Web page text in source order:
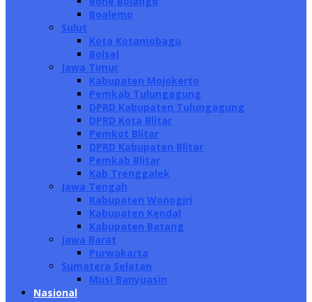
Boalemo
Sulut
Kota Kotamobagu
Bolsel
Jawa Timur
Kabupaten Mojokerto
Pemkab Tulungagung
DPRD Kabupaten Tulungagung
DPRD Kota Blitar
Pemkot Blitar
DPRD Kabupaten Blitar
Pemkab Blitar
Kab Trenggalek
Jawa Tengah
Kabupaten Wonogiri
Kabupaten Kendal
Kabupaten Batang
Jawa Barat
Purwakarta
Sumatera Selatan
Musi Banyuasin
Nasional